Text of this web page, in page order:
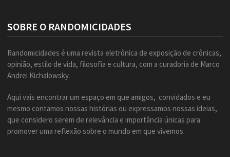
SOBRE O RANDOMICIDADES
Randomicidades é uma revista eletrônica de exposição de crônicas,
opinião, estilo de vida, filosofia e cultura, com a curadoria de Marco
Andrei Kichalowsky.
Aqui vais encontrar um espaço em que amigos, convidados e eu
mesmo contamos nossas histórias ou expressamos nossas ideias,
que considero serem de relevância e importância únicas para
promover uma reflexão sobre o mundo em que vivemos.